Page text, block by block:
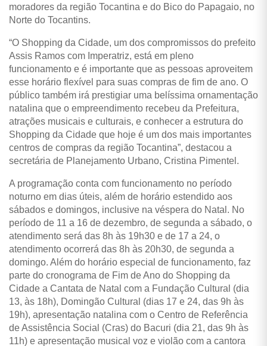
moradores da região Tocantina e do Bico do Papagaio, no
Norte do Tocantins.
“O Shopping da Cidade, um dos compromissos do prefeito
Assis Ramos com Imperatriz, está em pleno
funcionamento e é importante que as pessoas aproveitem
esse horário flexível para suas compras de fim de ano. O
público também irá prestigiar uma belíssima ornamentação
natalina que o empreendimento recebeu da Prefeitura,
atrações musicais e culturais, e conhecer a estrutura do
Shopping da Cidade que hoje é um dos mais importantes
centros de compras da região Tocantina”, destacou a
secretária de Planejamento Urbano, Cristina Pimentel.
A programação conta com funcionamento no período
noturno em dias úteis, além de horário estendido aos
sábados e domingos, inclusive na véspera do Natal. No
período de 11 a 16 de dezembro, de segunda a sábado, o
atendimento será das 8h às 19h30 e de 17 a 24, o
atendimento ocorrerá das 8h às 20h30, de segunda a
domingo. Além do horário especial de funcionamento, faz
parte do cronograma de Fim de Ano do Shopping da
Cidade a Cantata de Natal com a Fundação Cultural (dia
13, às 18h), Domingão Cultural (dias 17 e 24, das 9h às
19h), apresentação natalina com o Centro de Referência
de Assistência Social (Cras) do Bacuri (dia 21, das 9h às
11h) e apresentação musical voz e violão com a cantora